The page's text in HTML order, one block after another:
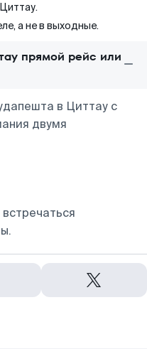
а не в выходные.
прямой рейс или
в Циттау с
двумя